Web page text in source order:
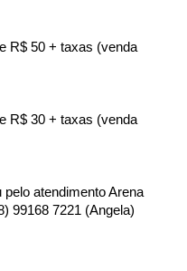
R$ 50 + taxas (venda
R$ 30 + taxas (venda
pelo atendimento Arena
99168 7221 (Angela)